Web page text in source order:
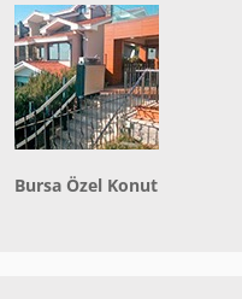
Bursa Özel Konut